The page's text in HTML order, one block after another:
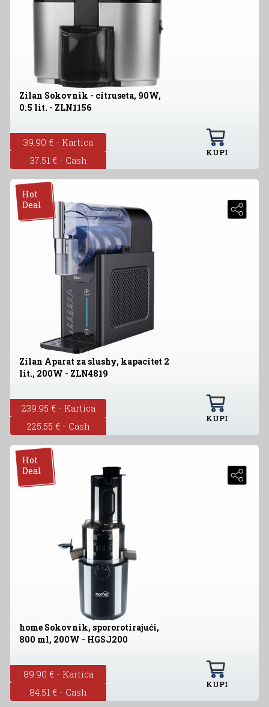
Zilan Sokovnik - citruseta, 90W,
0.5 lit. - ZLN1156
39.90 € - Kartica
37.51 € - Cash
KUPI
Hot
Deal
Zilan Aparat za slushy, kapacitet 2
lit., 200W - ZLN4819
239.95 € - Kartica
225.55 € - Cash
KUPI
Hot
Deal
home Sokovnik, spororotirajući,
800 ml, 200W - HGSJ200
89.90 € - Kartica
84.51 € - Cash
KUPI